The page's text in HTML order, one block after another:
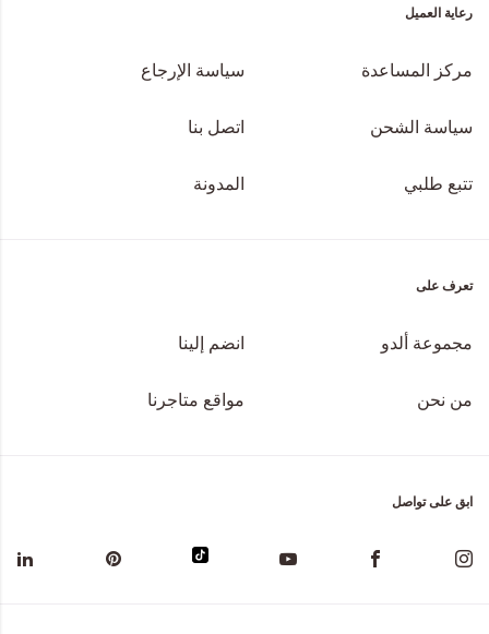
رعاية العميل
مركز المساعدة سياسة الإرجاع
سياسة الشحن اتصل بنا
تتبع طلبي المدونة
تعرف على
مجموعة ألدو انضم إلينا
من نحن مواقع متاجرنا
ابق على تواصل